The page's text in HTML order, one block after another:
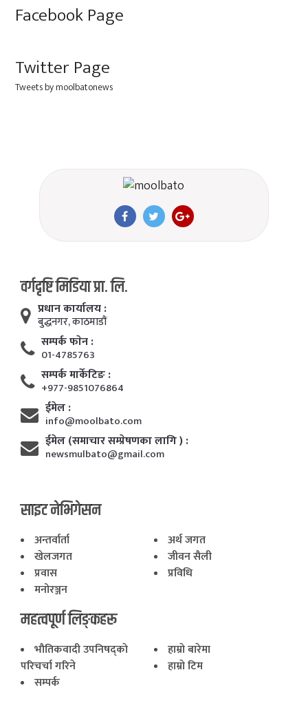
Facebook Page
Twitter Page
Tweets by moolbatonews
वर्गदृष्टि मिडिया प्रा. लि.
प्रधान कार्यालय :
बुद्धनगर, काठमाडाैं
सम्पर्क फाेन :
01-4785763
सम्पर्क मार्केटिङ :
+977-9851076864
ईमेल :
info@moolbato.com
ईमेल (समाचार सम्प्रेषणका लागि ) :
newsmulbato@gmail.com
साइट नेभिगेसन
अन्तर्वार्ता
अर्थ जगत
खेलजगत
जीवन सैली
प्रवास
प्रविधि
मनोरञ्जन
महत्वपूर्ण लिङ्कहरू
भाैतिकवादी उपनिषद्काे
परिचर्चा गरिने
हाम्राे बारेमा
हाम्राे टिम
सम्पर्क